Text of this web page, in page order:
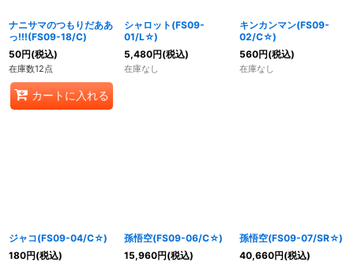
ナニサマのつもりだああ
っ!!!(FS09-18/C)
50円(税込)
在庫数12点
カートに入れる
シャロット(FS09-
01/L☆)
5,480円(税込)
在庫なし
キンカンマン(FS09-
02/C☆)
560円(税込)
在庫なし
ジャコ(FS09-04/C☆)
180円(税込)
孫悟空(FS09-06/C☆)
15,960円(税込)
孫悟空(FS09-07/SR☆)
40,660円(税込)